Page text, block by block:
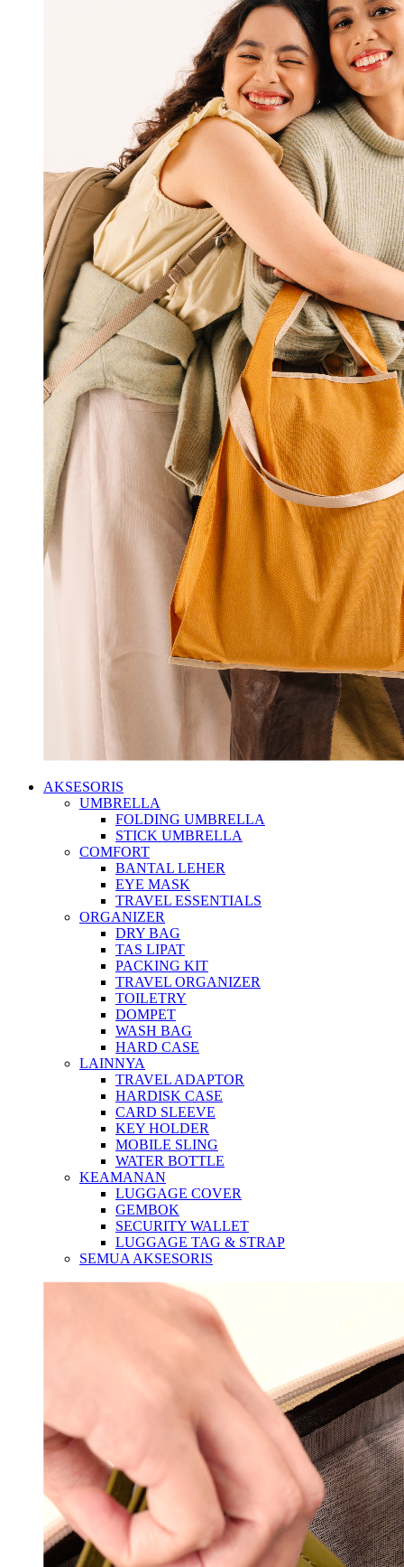
AKSESORIS
UMBRELLA
FOLDING UMBRELLA
STICK UMBRELLA
COMFORT
BANTAL LEHER
EYE MASK
TRAVEL ESSENTIALS
ORGANIZER
DRY BAG
TAS LIPAT
PACKING KIT
TRAVEL ORGANIZER
TOILETRY
DOMPET
WASH BAG
HARD CASE
LAINNYA
TRAVEL ADAPTOR
HARDISK CASE
CARD SLEEVE
KEY HOLDER
MOBILE SLING
WATER BOTTLE
KEAMANAN
LUGGAGE COVER
GEMBOK
SECURITY WALLET
LUGGAGE TAG & STRAP
SEMUA AKSESORIS